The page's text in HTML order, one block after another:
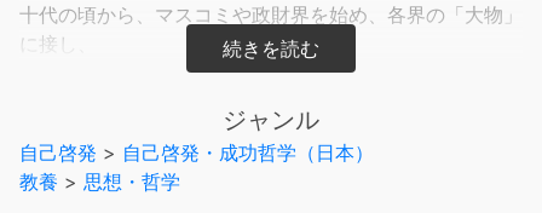
十代の頃から、マスコミや政財界を始め、各界の「大物」
に接し、
その素顔と仕事ぶりを見てきた著者が、
成功する男の本質と、真の成功法則に迫る一冊。
あなたは、心の底から成功を望んでいるだろうか。
ジャンル
自己啓発 > 自己啓発・成功哲学（日本）
教養 > 思想・哲学